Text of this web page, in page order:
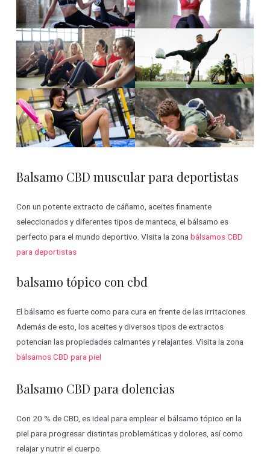
Balsamo CBD muscular para deportistas
Con un potente extracto de cáñamo, aceites finamente
seleccionados y diferentes tipos de manteca, el bálsamo es
perfecto para el mundo deportivo. Visita la zonabálsamos CBD
para deportistas
balsamo tópico con cbd
El bálsamo es fuerte como para cura en frente de las irritaciones.
Además de esto, los aceites y diversos tipos de extractos
potencian las propiedades calmantes y relajantes. Visita la zona
bálsamos CBD para piel
Balsamo CBD para dolencias
Con 20 % de CBD, es ideal para emplear el bálsamo tópico en la
piel para progresar distintas problemáticas y dolores, así como
relajar y nutrir el cuerpo.